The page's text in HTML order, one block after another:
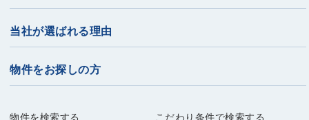
当社が選ばれる理由
物件をお探しの方
物件を検索する こだわり条件で検索する